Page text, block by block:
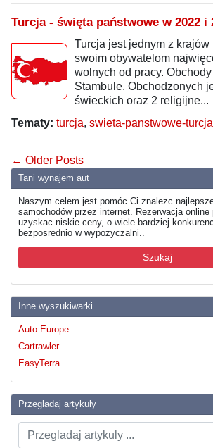
Tani wynajem aut
Naszym celem jest pomóc Ci znalezc
samochodów przez internet. Rezerwacja
uzyskac niskie ceny, o wiele bardziej
bezposrednio w wypozyczalni..
Szukaj
Inne wyszukiwarki
Auto Europe
Cartrawler
EasyTerra
Przegladaj artykuly
Turcja - święta państwowe w 2022 i
Turcja jest jednym z krajów
swoim obywatelom
wolnych od pracy.
Stambule. Obchodzonych
świeckich oraz 2 religijne...
Tematy: turcja, swieta-panstwowe-turcja
← Older Posts